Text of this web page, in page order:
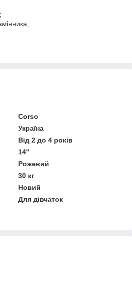
Corso
Україна
Від 2 до 4 років
14"
Рожевий
30 кг
Новий
Для дівчаток